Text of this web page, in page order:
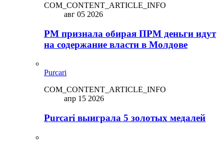
COM_CONTENT_ARTICLE_INFO
авг 05 2026
PM признала обирая ПРМ деньги идут
на содержание власти в Молдове
Purcari
COM_CONTENT_ARTICLE_INFO
апр 15 2026
Purcari выиграла 5 золотых медалей